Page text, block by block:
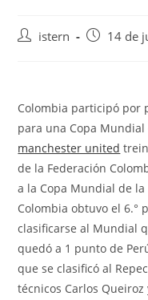
Autoristern
Publicación
14 de
Colombia participó por
para una Copa
manchester united
de la Federación
a la Copa Mundial de la
Colombia obtuvo el 6.°
clasificarse al Mundial
quedó a 1 punto de
que se clasificó al
técnicos Carlos